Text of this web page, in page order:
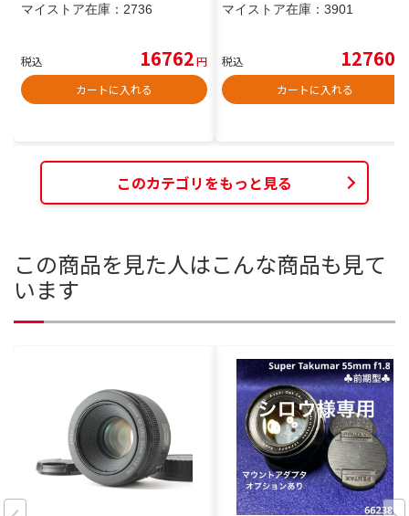
マイストア在庫： 2736
税込 16762円
カートに入れる
マイストア在庫： 3901
税込 12760
カートに入れる
このカテゴリをもっと見る
この商品を見た人はこんな商品も見て
います